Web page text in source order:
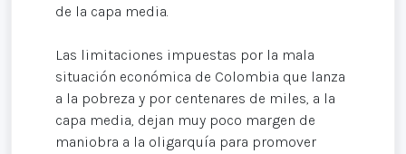
de la capa media.
Las limitaciones impuestas por la mala
situación económica de Colombia que lanza
a la pobreza y por centenares de miles, a la
capa media, dejan muy poco margen de
maniobra a la oligarquía para promover